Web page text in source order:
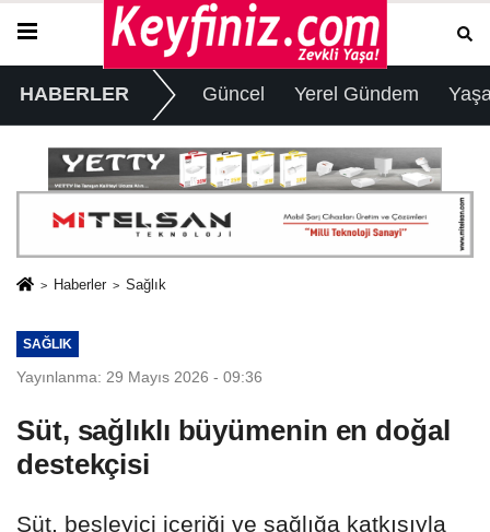
HABERLER Güncel Yerel Gündem
Haberler Sağlık
SAĞLIK
Yayınlanma: 29 Mayıs 2026 - 09:36
Süt, sağlıklı büyümenin en doğal
destekçisi
Süt, besleyici içeriği ve sağlığa katkısıyla